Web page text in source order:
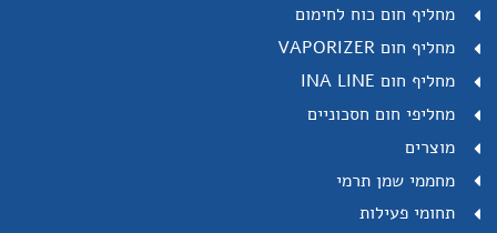
מחליף חום כוח לחימום
מחליף חום VAPORIZER
מחליף חום INA LINE
מחליפי חום חסכוניים
מוצרים
מחממי שמן תרמי
תחומי פעילות